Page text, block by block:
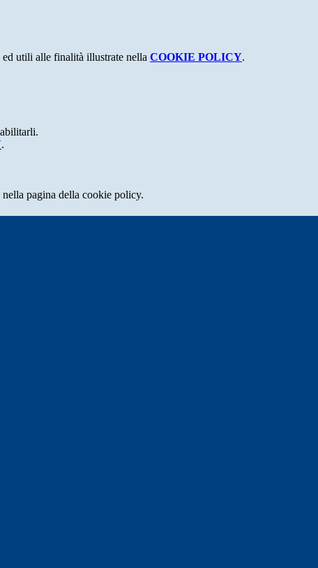
utili alle finalità illustrate nella COOKIE POLICY.
.
pagina della cookie policy.